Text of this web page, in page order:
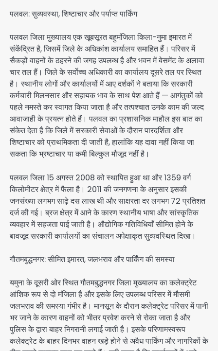
पलवल: सुव्यवस्था, शिष्टाचार और पर्याप्त पार्किंग
पलवल जिला मुख्यालय एक खूबसूरत बहुमंजिला किला-नुमा इमारत में
संकेंद्रित है, जिसमें जिले के अधिकांश कार्यालय समाहित हैं। परिसर में
सैकड़ों वाहनों के ठहरने की जगह उपलब्ध है और भवन में बेसमेंट के अलावा
चार तल हैं। जिले के सर्वोच्च अधिकारी का कार्यालय दूसरे तल पर स्थित
है। स्थानीय लोगों और कार्यालयों में आए दर्शकों ने बताया कि सरकारी
कर्मचारी मिलनसार और सहायक भाव के साथ पेश आते हैं — आगंतुकों को
पहले नमस्ते कर स्वागत किया जाता है और तत्पश्चात उनके काम की जल्द
आवाजाही के प्रयत्न होते हैं। पलवल का प्रशासनिक माहौल इस बात का
संकेत देता है कि जिले में सरकारी सेवाओं के दौरान पारदर्शिता और
शिष्टाचार को प्राथमिकता दी जाती है, हालांकि यह दावा नहीं किया जा
सकता कि भ्रष्टाचार या कमी बिल्कुल मौजूद नहीं है।
पलवल जिला 15 अगस्त 2008 को स्थापित हुआ था और 1359 वर्ग
किलोमीटर क्षेत्र में फैला है। 2011 की जनगणना के अनुसार इसकी
जनसंख्या लगभग साढ़े दस लाख थी और साक्षरता दर लगभग 72 प्रतिशत
दर्ज की गई। ब्रज क्षेत्र में आने के कारण स्थानीय भाषा और सांस्कृतिक
व्यवहार में सहजता पाई जाती है। औद्योगिक गतिविधियाँ सीमित होने के
बावजूद सरकारी कार्यालयों का संचालन अपेक्षाकृत सुव्यवस्थित दिखा।
गौतमबुद्धनगर: सीमित इमारत, जलभराव और पार्किंग की समस्या
यमुना के दूसरी ओर स्थित गौतमबुद्धनगर जिला मुख्यालय का कलेक्ट्रेट
आंशिक रूप से दो मंजिला है और इसके लिए उपलब्ध परिसर में मौसमी
जलभराव की समस्या गंभीर है। मानसून के दौरान कलेक्ट्रेट परिसर में पानी
भर जाने के कारण वाहनों को भीतर प्रवेश करने से रोका जाता है और
पुलिस के द्वारा बाहर निगरानी लगाई जाती है। इसके परिणामस्वरूप
कलेक्ट्रेट के बाहर दिनभर वाहन खड़े होने से अवैध पार्किंग और नागरिकों के